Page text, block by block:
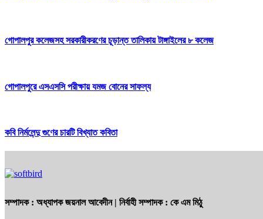
গোপালপুর কলেজসহ সরকারীকরণের চূড়ান্ত তালিকায় টাঙ্গাইলের ৮ কলেজ
গোপালপুরে এসএসসি পরীক্ষায় যমজ বোনের সাফল্য
কবি নির্মলেন্দু গুণের চারটি বিখ্যাত কবিতা
সম্পাদক : অধ্যাপক জয়নাল আবেদীন| নির্বাহী সম্পাদক : কে এম মিঠু